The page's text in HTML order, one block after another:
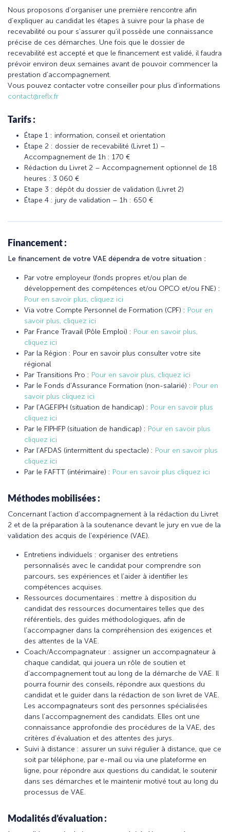
Nous proposons d’organiser une première rencontre afin
d’expliquer au candidat les étapes à suivre pour la phase de
recevabilité ou pour s’assurer qu’il possède une connaissance
précise de ces démarches. Une fois que le dossier de
recevabilité est accepté et que le financement est validé, il faudra
prévoir environ deux semaines avant de pouvoir commencer la
prestation d’accompagnement.
Vous pouvez contacter votre conseiller pour plus d’informations
contact@reflx.fr
Tarifs :
Étape 1 : information, conseil et orientation
Étape 2 : dossier de recevabilité (Livret 1) –
Accompagnement de 1h : 170 €
Rédaction du Livret 2 – Accompagnement optionnel de 18
heures : 3 060 €
Etape 3 : dépôt du dossier de validation (Livret 2)
Étape 4 : jury de validation – 1h : 650 €
Financement :
Le financement de votre VAE dépendra de votre situation :
Par votre employeur (fonds propres et/ou plan de
développement des compétences et/ou OPCO et/ou FNE) :
Pour en savoir plus, cliquez ici
Via votre Compte Personnel de Formation (CPF) : Pour en
savoir plus, cliquez ici
Par France Travail (Pôle Emploi) : Pour en savoir plus,
cliquez ici
Par la Région : Pour en savoir plus consulter votre site
régional
Par Transitions Pro : Pour en savoir plus, cliquez ici
Par le Fonds d’Assurance Formation (non-salarié) : Pour en
savoir plus cliquez ici
Par l’AGEFIPH (situation de handicap) : Pour en savoir plus
cliquez ici
Par le FIPHFP (situation de handicap) : Pour en savoir plus
cliquez ici
Par l’AFDAS (intermittent du spectacle) : Pour en savoir plus
cliquez ici
Par le FAFTT (intérimaire) : Pour en savoir plus cliquez ici
Méthodes mobilisées :
Concernant l’action d’accompagnement à la rédaction du Livret
2 et de la préparation à la soutenance devant le jury en vue de la
validation des acquis de l’expérience (VAE).
Entretiens individuels : organiser des entretiens
personnalisés avec le candidat pour comprendre son
parcours, ses expériences et l’aider à identifier les
compétences acquises.
Ressources documentaires : mettre à disposition du
candidat des ressources documentaires telles que des
référentiels, des guides méthodologiques, afin de
l’accompagner dans la compréhension des exigences et
des attentes de la VAE.
Coach/Accompagnateur : assigner un accompagnateur à
chaque candidat, qui jouera un rôle de soutien et
d’accompagnement tout au long de la démarche de VAE. Il
pourra fournir des conseils, répondre aux questions du
candidat et le guider dans la rédaction de son livret de VAE.
Les accompagnateurs sont des personnes spécialisées
dans l’accompagnement des candidats. Elles ont une
connaissance approfondie des procédures de la VAE, des
critères d’évaluation et des attentes des jurys.
Suivi à distance : assurer un suivi régulier à distance, que ce
soit par téléphone, par e-mail ou via une plateforme en
ligne, pour répondre aux questions du candidat, le soutenir
dans ses démarches et le maintenir motivé tout au long du
processus de VAE.
Modalités d’évaluation :